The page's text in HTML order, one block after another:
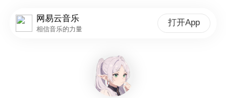
网易云音乐
相信音乐的力量
打开App